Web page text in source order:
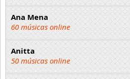
Ana Mena
60 músicas online
Anitta
50 músicas online